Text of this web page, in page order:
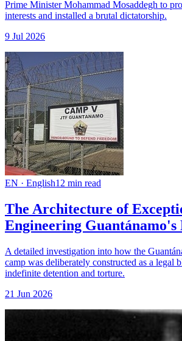
Prime Minister Mohammad Mosaddegh to
interests and installed a brutal dictatorship.
9 Jul 2026
EN · English12 min read
The Architecture of
Engineering Guantánamo's
A detailed investigation into how the
camp was deliberately constructed as a legal
indefinite detention and torture.
21 Jun 2026